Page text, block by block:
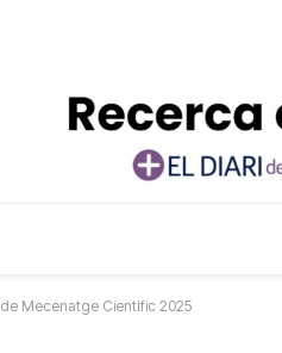
de Mecenatge Científic 2025